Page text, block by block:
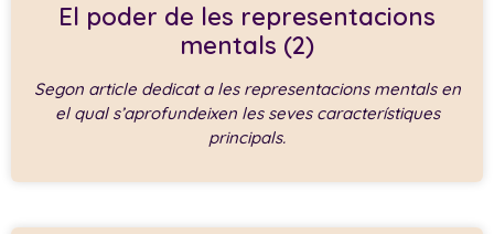
El poder de les representacions
mentals (2)
Segon article dedicat a les representacions mentals en
el qual s’aprofundeixen les seves característiques
principals.